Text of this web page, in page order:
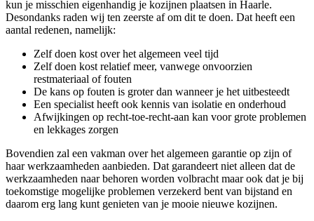
kun je misschien eigenhandig je kozijnen plaatsen in Haarle.
Desondanks raden wij ten zeerste af om dit te doen. Dat heeft een
aantal redenen, namelijk:
Zelf doen kost over het algemeen veel tijd
Zelf doen kost relatief meer, vanwege onvoorzien
restmateriaal of fouten
De kans op fouten is groter dan wanneer je het uitbesteedt
Een specialist heeft ook kennis van isolatie en onderhoud
Afwijkingen op recht-toe-recht-aan kan voor grote problemen
en lekkages zorgen
Bovendien zal een vakman over het algemeen garantie op zijn of
haar werkzaamheden aanbieden. Dat garandeert niet alleen dat de
werkzaamheden naar behoren worden volbracht maar ook dat je bij
toekomstige mogelijke problemen verzekerd bent van bijstand en
daarom erg lang kunt genieten van je mooie nieuwe kozijnen.